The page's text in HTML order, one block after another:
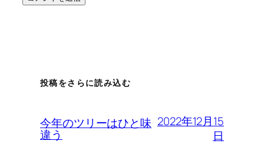
投稿をさらに読み込む
今年のツリーはひと味
違う
2022年12月15
日